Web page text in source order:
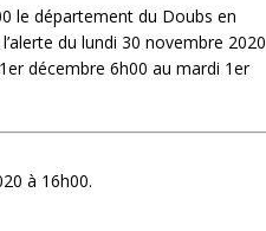
le département du Doubs en
du lundi 30 novembre 2020
décembre 6h00 au mardi 1er
à 16h00.